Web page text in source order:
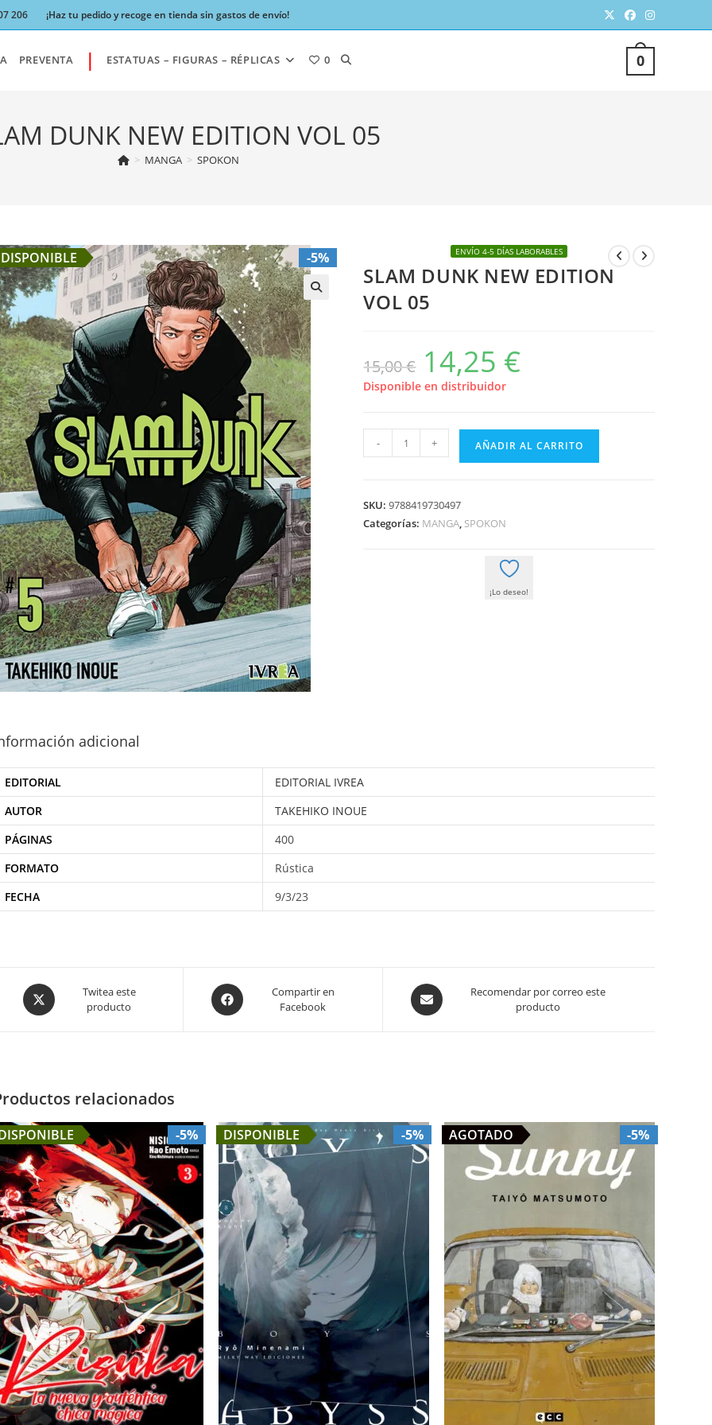
206 ¡Haz tu pedido y recoge en tienda sin gastos de envío!
0
PREVENTA | ESTATUAS – FIGURAS – RÉPLICAS 0 ALTERNAR
WEB
DUNK NEW EDITION VOL 05
> MANGA > SPOKON
DISPONIBLE -5% ENVÍO 4-5 DÍAS LABORABLES
SLAM DUNK NEW EDITION
VOL 05
15,00€
El
precio
original
era:
14,25 €
Disponible en distribuidor
DUNK
VOL
- + AÑADIR AL CARRITO
SKU:9788419730497
Categorías: MANGA, SPOKON
¡Lo deseo!
adicional
EDITORIAL
EDITORIAL IVREA
AUTOR
TAKEHIKO INOUE
PÁGINAS
400
FORMATO
Rústica
FECHA
9/3/23
Opens
in
Twitea este
producto
Opens
in
Compartir en
Facebook
Opens
in
Recomendar por correo este
producto
relacionados
-5% DISPONIBLE -5% -5%
AGOTADO